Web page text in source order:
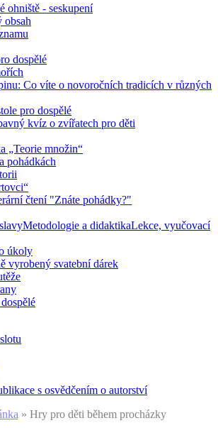
ohniště - seskupení
obsah
dospělé
Co víte o novoročních tradicích v různých
pro dospělé
kvíz o zvířatech pro děti
„Teorie množin“
pohádkách
čtení "Znáte pohádky?"
Metodologie a didaktikaLekce, vyučovací
úkoly
vyrobený svatební dárek
s osvědčením o autorství
» Hry pro děti během procházky